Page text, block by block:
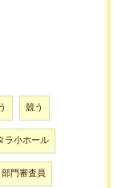
競う
ラ小ホール
門審査員